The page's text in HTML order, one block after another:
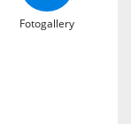
Fotogallery